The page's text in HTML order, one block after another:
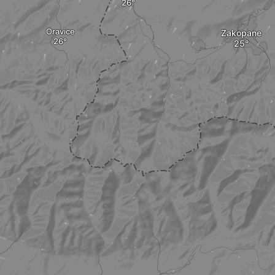
Zakopane
Oravice